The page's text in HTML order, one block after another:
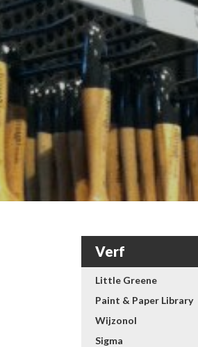
Verf
Little Greene
Paint & Paper Library
Wijzonol
Sigma